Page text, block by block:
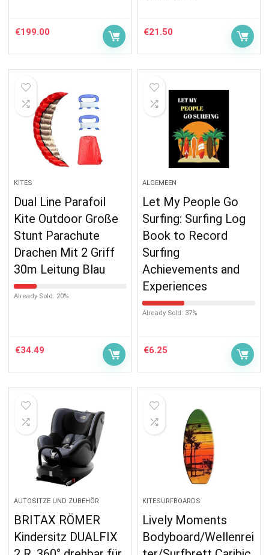
€199.00 €21.50
KITES
Dual Line Parafoil
Kite Outdoor Große
Stunt Parachute
Drachen Mit 2 Griff
30m Leitung Blau
Already Sold: 20%
€34.49
ALGEMEEN
Let My People Go
Surfing: Surfing Log
Book to Record
Surfing
Achievements and
Experiences
Already Sold: 37%
€6.25
AUTOSITZE UND ZUBEHÖR
BRITAX RÖMER
Kindersitz DUALFIX
KITESURFBOARDS
Lively Moments
Bodyboard/Wellenrei